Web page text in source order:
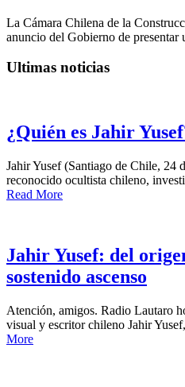
La Cámara Chilena de la
anuncio del Gobierno de presentar
Ultimas noticias
¿Quién es Jahir
Jahir Yusef (Santiago de Chile, 24
reconocido ocultista chileno,
Read More
Jahir Yusef: del
sostenido ascenso
Atención, amigos. Radio Lautaro
visual y escritor chileno Jahir
More